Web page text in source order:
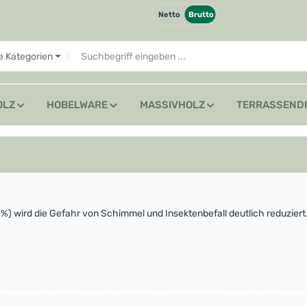
Netto Brutto
Kategorien
HOBELWARE MASSIVHOLZ
wird die Gefahr von Schimmel und Insektenbefall deutlich